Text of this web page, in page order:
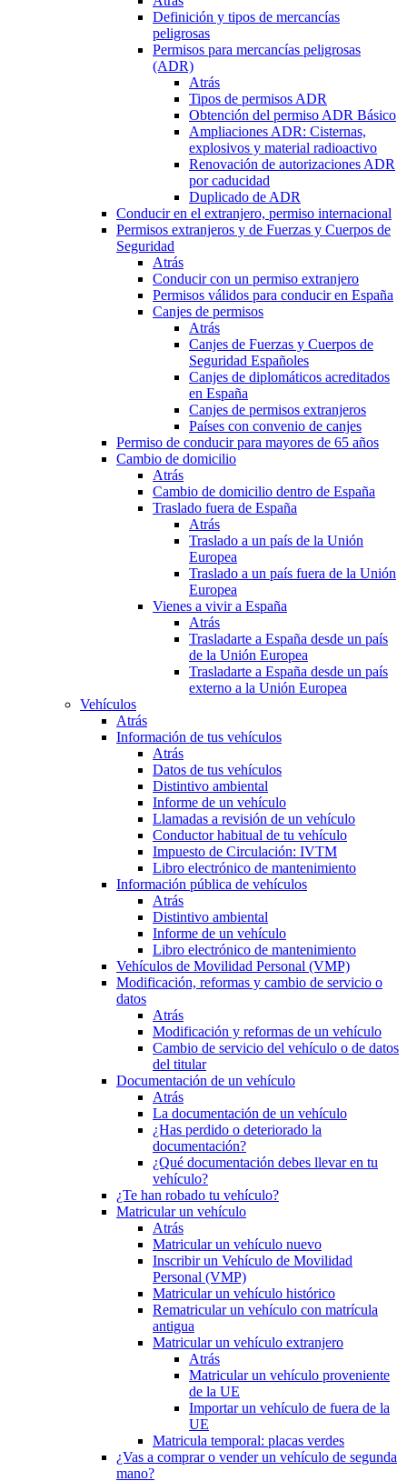
Definición y tipos de mercancías
peligrosas
Permisos para mercancías peligrosas
(ADR)
Atrás
Tipos de permisos ADR
Obtención del permiso ADR Básico
Ampliaciones ADR: Cisternas,
explosivos y material radioactivo
Renovación de autorizaciones ADR
por caducidad
Duplicado de ADR
Conducir en el extranjero, permiso internacional
Permisos extranjeros y de Fuerzas y Cuerpos de
Seguridad
Atrás
Conducir con un permiso extranjero
Permisos válidos para conducir en España
Canjes de permisos
Atrás
Canjes de Fuerzas y Cuerpos de
Seguridad Españoles
Canjes de diplomáticos acreditados
en España
Canjes de permisos extranjeros
Países con convenio de canjes
Permiso de conducir para mayores de 65 años
Cambio de domicilio
Atrás
Cambio de domicilio dentro de España
Traslado fuera de España
Atrás
Traslado a un país de la Unión
Europea
Traslado a un país fuera de la Unión
Europea
Vienes a vivir a España
Atrás
Trasladarte a España desde un país
de la Unión Europea
Trasladarte a España desde un país
externo a la Unión Europea
Vehículos
Atrás
Información de tus vehículos
Atrás
Datos de tus vehículos
Distintivo ambiental
Informe de un vehículo
Llamadas a revisión de un vehículo
Conductor habitual de tu vehículo
Impuesto de Circulación: IVTM
Libro electrónico de mantenimiento
Información pública de vehículos
Atrás
Distintivo ambiental
Informe de un vehículo
Libro electrónico de mantenimiento
Vehículos de Movilidad Personal (VMP)
Modificación, reformas y cambio de servicio o
datos
Atrás
Modificación y reformas de un vehículo
Cambio de servicio del vehículo o de datos
del titular
Documentación de un vehículo
Atrás
La documentación de un vehículo
¿Has perdido o deteriorado la
documentación?
¿Qué documentación debes llevar en tu
vehículo?
¿Te han robado tu vehículo?
Matricular un vehículo
Atrás
Matricular un vehículo nuevo
Inscribir un Vehículo de Movilidad
Personal (VMP)
Matricular un vehículo histórico
Rematricular un vehículo con matrícula
antigua
Matricular un vehículo extranjero
Atrás
Matricular un vehículo proveniente
de la UE
Importar un vehículo de fuera de la
UE
Matricula temporal: placas verdes
¿Vas a comprar o vender un vehículo de segunda
mano?